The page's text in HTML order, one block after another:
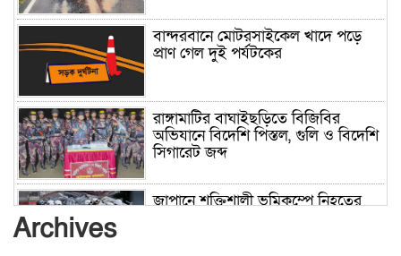
বান্দরবানে মোটরসাইকেল খাদে পড়ে
প্রাণ গেল দুই পর্যটকের
রাঙ্গামাটির বাঘাইছড়িতে বিজিবির
অভিযানে বিদেশি পিস্তল, গুলি ও বিদেশি
সিগারেট জব্দ
জাপানে শক্তিশালী ভূমিকম্পে নিহতের
Archives